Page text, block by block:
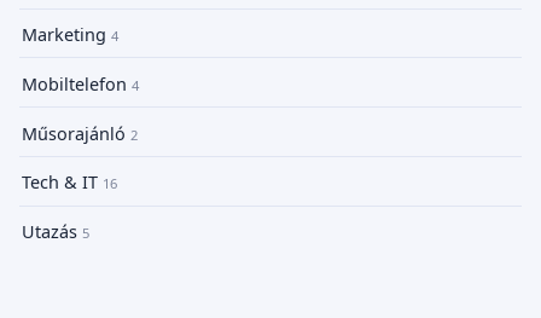
Marketing 4
Mobiltelefon 4
Műsorajánló 2
Tech & IT 16
Utazás 5